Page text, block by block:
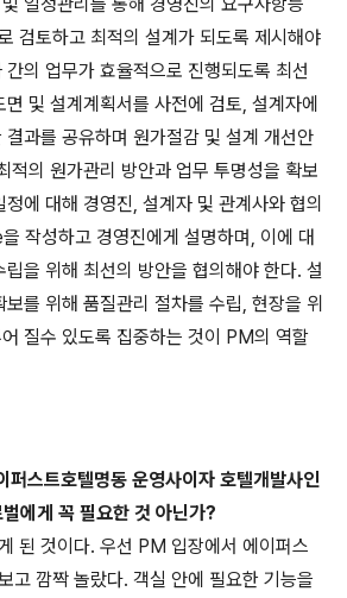
검토하고 최적의 설계가 되도록 제 시해야
의 업무가 효율적으로 진행되 도록 최선
및 설계계획서를 사전에 검토, 설계자에
과를 공유하며 원가절감 및 설계 개선안
적의 원가관리 방안과 업무 투명성을 확보
에 대해 경영진, 설계자 및 관계사와 협의
작성하고 경영진에게 설명하며, 이에 대
을 위해 최선의 방안을 협의해야 한다. 설
보를 위해 품질관리 절차를 수립, 현장을 위
질수 있도록 집중하는 것이 PM의 역할
퍼스트호텔명동 운영사이자 호텔개발사인
에게 꼭 필요한 것 아닌가?
된 것이다. 우선 PM 입장에서 에이퍼스
고 깜짝 놀랐다. 객실 안에 필요한 기 능을